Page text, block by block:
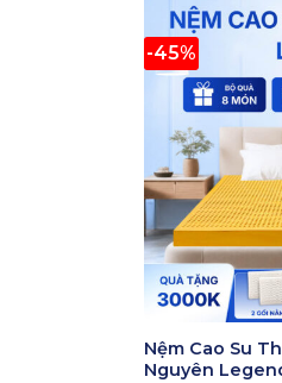
-45%
Nệm Cao Su
Nguyên